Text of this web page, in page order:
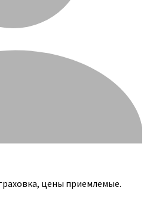
цены приемлемые.